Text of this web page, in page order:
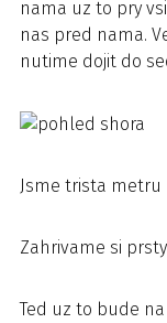
nama uz to pry
nas pred nama.
nutime dojit do
Jsme trista metru
Zahrivame si
Ted uz to bude